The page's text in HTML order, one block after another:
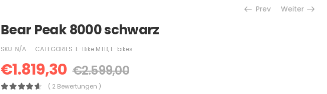
Prev Weiter
Bear Peak 8000 schwarz
SKU: N/A CATEGORIES: E-Bike MTB, E-bikes
€1.819,30 €2.599,00
( 2 Bewertungen )